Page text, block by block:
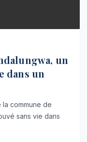
un
dans un
commune de
sans vie dans